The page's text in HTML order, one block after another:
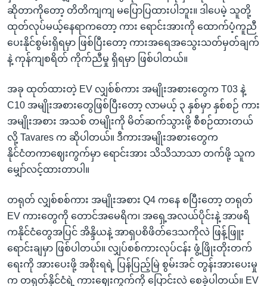
ဆိုတာကိုတော့ တိတိကျကျ မပြောပြထားပါဘူး။ ဒါပေမဲ့ သူတို့
ထုတ်လုပ်မယ့်နေရာကတော့ ကား ရောင်းအားကို ထောက်ပံ့ကူညီ
ပေးနိုင်စွမ်းရှိရမှာ ဖြစ်ပြီးတော့ ကားအ‌ရေအသွေးသတ်မှတ်ချက်
နဲ့ ကုန်ကျစရိတ် ကိုက်ညီမှု ရှိရမှာ ဖြစ်ပါတယ်။
အခု ထုတ်ထားတဲ့ EV လျှစ်စ်ကား အမျိုးအစားတွေက T03 နဲ့
C10 အမျိုးအစားတွေဖြစ်ပြီးတော့ လာမယ့် ၃ နှစ်မှာ နှစ်စဉ် ကား
အမျိုးအစား အသစ် တမျိုးကို မိတ်ဆက်သွားဖို့ စီစဉ်ထားတယ်
လို့ Tavares က ဆိုပါတယ်။ ဒီကားအမျိုးအစားတွေက
နိုင်ငံတကာဈေးကွက်မှာ ရောင်းအား သိသိသာသာ တက်ဖို့ သူက
မျှော်လင့်ထားတာပါ။
တရုတ် လျှစ်စစ်ကား အမျိုးအစား Q4 ကနေ စပြီးတော့ တရုတ်
EV ကားတွေကို တောင်အမေရိက၊ အရှေ့အလယ်ပိုင်းနဲ့ အာဖရိ
ကနိုင်ငံတွေအပြင် အိန္ဒိယနဲ့ အာရှပစိဖိတ်ဒေသကိုလဲ ဖြန့်ဖြူး
ရောင်းချမှာ ဖြစ်ပါတယ်။ လျှပ်စစ်ကားလုပ်ငန်း ဖွံ့ဖြိုးတိုးတက်
ရေးကို အားပေးဖို့ အစိုးရရဲ့ ပြန်ပြည့်မြဲ စွမ်းအင် တွန်းအားပေးမှု
က တရုတ်နိုင်ငံရဲ့ ကားဈေးကွက်ကို ပြောင်းလဲ စေခဲ့ပါတယ်။ EV